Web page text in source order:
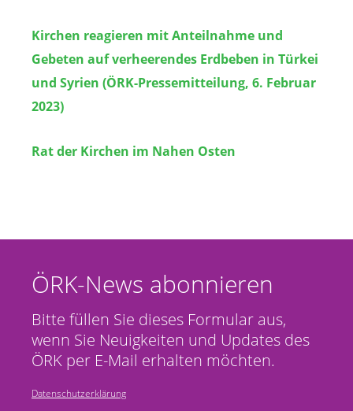
Kirchen reagieren mit Anteilnahme und
Gebeten auf verheerendes Erdbeben in Türkei
und Syrien (ÖRK-Pressemitteilung, 6. Februar
2023)
Rat der Kirchen im Nahen Osten
ÖRK-News abonnieren
Bitte füllen Sie dieses Formular aus,
wenn Sie Neuigkeiten und Updates des
ÖRK per E-Mail erhalten möchten.
Datenschutzerklärung